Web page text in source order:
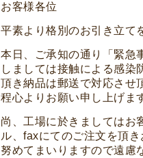
お客様各位
平素より格別のお引き立て
本日、ご承知の通り「緊急
しましては接触による感染
頂き納品は郵送で対応させ
程心よりお願い申し上げま
尚、工場に於きましてはお
ル、faxにてのご注文を頂
努めてまいりますので遠慮